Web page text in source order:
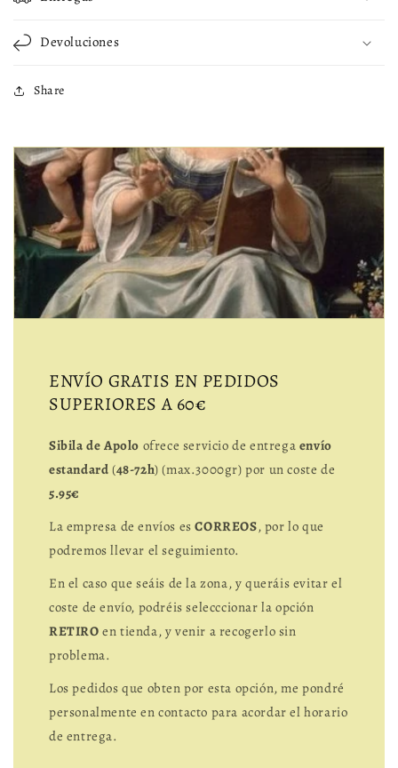
Devoluciones
Share
ENVÍO GRATIS EN PEDIDOS
SUPERIORES A 60€
Sibila de Apolo ofrece servicio de entrega envío
estandard (48-72h) (max.3000gr) por un coste de
5.95€
La empresa de envíos esCORREOS, por lo que
podremos llevar el seguimiento.
En el caso que seáis de la zona, y queráis evitar el
coste de envío, podréis selecccionar la opción
RETIROen tienda, y venir a recogerlo sin
problema.
Los pedidos que obten por esta opción, me pondré
personalmente en contacto para acordar el horario
de entrega.